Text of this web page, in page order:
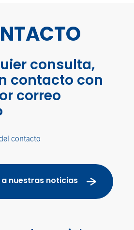
consulta,
contacto con
correo
contacto
nuestras noticias